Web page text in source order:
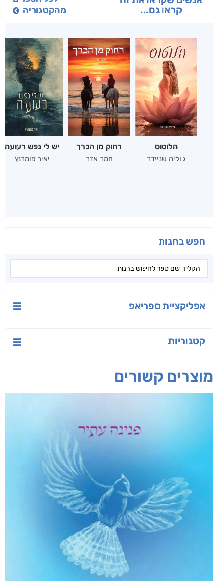
חפש בחנות
אפליקציית ספריאפ
קטגוריות
קראו גם...
מהקטגוריה
הלוטוס
ג'וליה שניידר
רחוק מן הכרך
תמר אדר
יש לי נפש רעועה
יאיר פומרנץ
מוצרים קשורים